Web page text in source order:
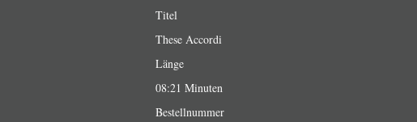
Titel
These Accordi
Länge
08:21 Minuten
Bestellnummer